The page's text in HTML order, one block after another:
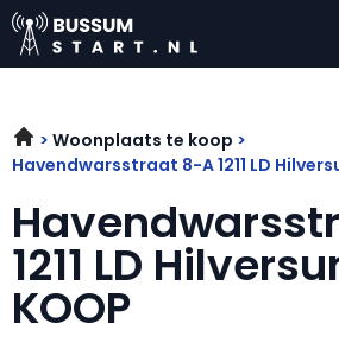
Woonplaats te koop
Havendwarsstraat 8-A 1211 LD
1211 LD
KOOP